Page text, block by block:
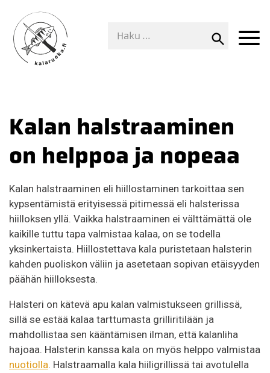
Kalan halstraaminen
on helppoa ja nopeaa
Kalan halstraaminen eli hiillostaminen tarkoittaa sen
kypsentämistä erityisessä pitimessä eli halsterissa
hiilloksen yllä. Vaikka halstraaminen ei välttämättä ole
kaikille tuttu tapa valmistaa kalaa, on se todella
yksinkertaista. Hiillostettava kala puristetaan halsterin
kahden puoliskon väliin ja asetetaan sopivan etäisyyden
päähän hiilloksesta.
Halsteri on kätevä apu kalan valmistukseen grillissä,
sillä se estää kalaa tarttumasta grilliritilään ja
mahdollistaa sen kääntämisen ilman, että kalanliha
hajoaa. Halsterin kanssa kala on myös helppo valmistaa
nuotiolla. Halstraamalla kala hiiligrillissä tai avotulella